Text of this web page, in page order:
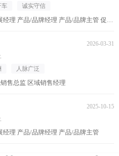
车 诚实守信
期望 市场/营销/拓展经理 产品/品牌经理 产品/品牌主管 促销主管/督导 区域销售经理
2026-03-31
人脉广泛
售总监 区域销售经理
2025-10-15
经理 产品/品牌经理 产品/品牌主管